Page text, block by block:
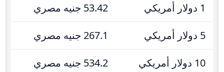
1 دولار أمريكي 53.42 جنيه مصري
5 دولار أمريكي 267.1 جنيه مصري
10 دولار أمريكي 534.2 جنيه مصري